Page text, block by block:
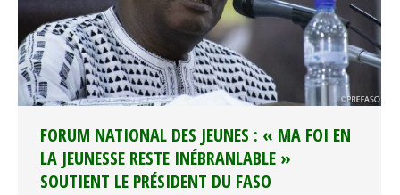
FORUM NATIONAL DES JEUNES : « MA FOI EN
LA JEUNESSE RESTE INÉBRANLABLE »
SOUTIENT LE PRÉSIDENT DU FASO